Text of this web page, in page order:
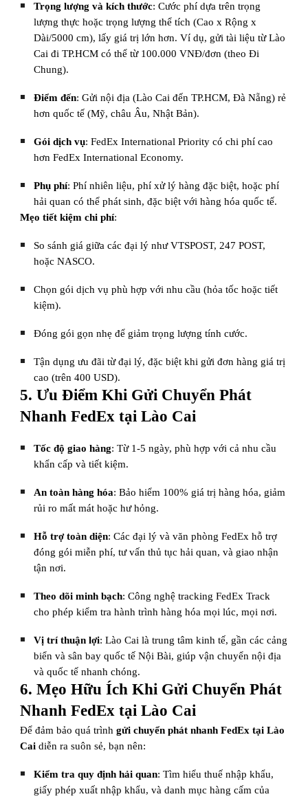
Trọng lượng và kích thước: Cước phí dựa trên trọng
lượng thực hoặc trọng lượng thể tích (Cao x Rộng x
Dài/5000 cm), lấy giá trị lớn hơn. Ví dụ, gửi tài liệu từ Lào
Cai đi TP.HCM có thể từ 100.000 VNĐ/đơn (theo Đi
Chung).
Điểm đến: Gửi nội địa (Lào Cai đến TP.HCM, Đà Nẵng) rẻ
hơn quốc tế (Mỹ, châu Âu, Nhật Bản).
Gói dịch vụ: FedEx International Priority có chi phí cao
hơn FedEx International Economy.
Phụ phí: Phí nhiên liệu, phí xử lý hàng đặc biệt, hoặc phí
hải quan có thể phát sinh, đặc biệt với hàng hóa quốc tế.
Mẹo tiết kiệm chi phí:
So sánh giá giữa các đại lý như VTSPOST, 247 POST,
hoặc NASCO.
Chọn gói dịch vụ phù hợp với nhu cầu (hỏa tốc hoặc tiết
kiệm).
Đóng gói gọn nhẹ để giảm trọng lượng tính cước.
Tận dụng ưu đãi từ đại lý, đặc biệt khi gửi đơn hàng giá trị
cao (trên 400 USD).
5. Ưu Điểm Khi Gửi Chuyển Phát
Nhanh FedEx tại Lào Cai
Tốc độ giao hàng: Từ 1-5 ngày, phù hợp với cả nhu cầu
khẩn cấp và tiết kiệm.
An toàn hàng hóa: Bảo hiểm 100% giá trị hàng hóa, giảm
rủi ro mất mát hoặc hư hỏng.
Hỗ trợ toàn diện: Các đại lý và văn phòng FedEx hỗ trợ
đóng gói miễn phí, tư vấn thủ tục hải quan, và giao nhận
tận nơi.
Theo dõi minh bạch: Công nghệ tracking FedEx Track
cho phép kiểm tra hành trình hàng hóa mọi lúc, mọi nơi.
Vị trí thuận lợi: Lào Cai là trung tâm kinh tế, gần các cảng
biển và sân bay quốc tế Nội Bài, giúp vận chuyển nội địa
và quốc tế nhanh chóng.
6. Mẹo Hữu Ích Khi Gửi Chuyển Phát
Nhanh FedEx tại Lào Cai
Để đảm bảo quá trìnhgửi chuyển phát nhanh FedEx tại Lào
Cai diễn ra suôn sẻ, bạn nên:
Kiểm tra quy định hải quan: Tìm hiểu thuế nhập khẩu,
giấy phép xuất nhập khẩu, và danh mục hàng cấm của